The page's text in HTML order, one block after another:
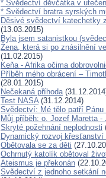
* Svědectví děvčátka v
* Svědectví bratra syrských
Děsivé svědectví katechetky
(13.03.2015)
Byla jsem satanistkou
Žena, která si po znásilnění
(11.02.2015)
Keňa - Afrika očima
Příběh mého obrácení –
(28.01.2015)
Nečekaná příhoda
Test NASA(31.12.2014)
Svědectví: Mé tělo patří
Můj příběh: o. Jozef Maretta
Skryté požehnání neplodnosti
Dynamický rozvoj křesťanství
Obětovala se za děti
Ochrnutý katolík obětoval
Ateismus je překonán
Svědectví z jednoho setkání